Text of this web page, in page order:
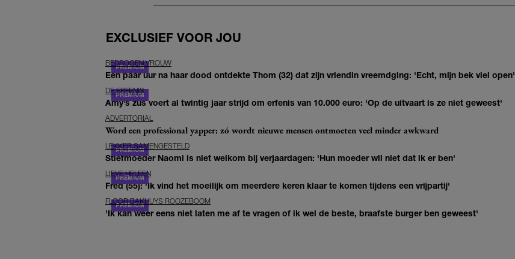
EXCLUSIEF VOOR JOU
BEDROGEN VROUW
Een paar uur na haar dood ontdekte Thom (32) dat zijn vriendin vreemdging: 'Echt, mijn bek viel open'
DE ERFENIS
Amy’s zus voert al twintig jaar strijd om erfenis van 10.000 euro: 'Op de uitvaart is ze niet geweest'
ADVERTORIAL
Word een professional yapper: zó wordt nieuwe mensen ontmoeten veel minder awkward
LEKKER SAMENGESTELD
Stiefmoeder Naomi is niet welkom bij verjaardagen: 'Hun moeder wil niet dat ik er ben'
LIEVE HELEEN
Fred (55): 'Ik vind het moeilijk om meerdere keren klaar te komen tijdens een vrijpartij'
FLOOR BAKHUYS ROOZEBOOM
'Ik kan weer eens niet laten me af te vragen of ik wel de beste, braafste burger ben geweest'